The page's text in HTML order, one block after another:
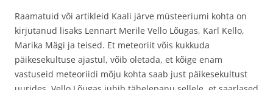
Raamatuid või artikleid Kaali järve müsteeriumi kohta on
kirjutanud lisaks Lennart Merile Vello Lõugas, Karl Kello,
Marika Mägi ja teised. Et meteoriit võis kukkuda
päikesekultuse ajastul, võib oletada, et kõige enam
vastuseid meteoriidi mõju kohta saab just päikesekultust